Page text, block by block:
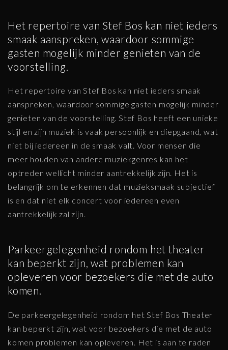
Het repertoire van Stef Bos kan niet ieders
smaak aanspreken, waardoor sommige
gasten mogelijk minder genieten van de
voorstelling.
Het repertoire van Stef Bos kan niet ieders smaak
aanspreken, waardoor sommige gasten mogelijk minder
genieten van de voorstelling. Stef Bos heeft een unieke
stijl en zijn muziek is vaak persoonlijk en diepgaand, wat
niet bij iedereen in de smaak valt. Voor mensen die
meer houden van andere muziekgenres kan het
optreden wellicht minder aantrekkelijk zijn. Het is
belangrijk om te erkennen dat muzieksmaak subjectief
is en dat niet elk concert voor iedereen even
aantrekkelijk zal zijn.
Parkeergelegenheid rondom het theater
kan beperkt zijn, wat problemen kan
opleveren voor bezoekers die met de auto
komen.
De parkeergelegenheid rondom het Stef Bos Theater
kan beperkt zijn, wat voor bezoekers die met de auto
komen problemen kan opleveren. Het is aan te raden